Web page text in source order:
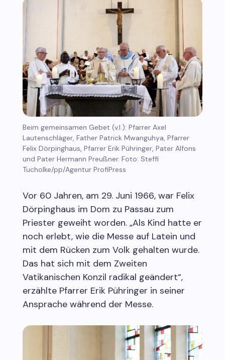
Beim gemeinsamen Gebet (v.l.): Pfarrer Axel
Lautenschläger, Father Patrick Mwanguhya, Pfarrer
Felix Dörpinghaus, Pfarrer Erik Pühringer, Pater Alfons
und Pater Hermann Preußner. Foto: Steffi
Tucholke/pp/Agentur ProfiPress
Vor 60 Jahren, am 29. Juni 1966, war Felix
Dörpinghaus im Dom zu Passau zum
Priester geweiht worden. „Als Kind hatte er
noch erlebt, wie die Messe auf Latein und
mit dem Rücken zum Volk gehalten wurde.
Das hat sich mit dem Zweiten
Vatikanischen Konzil radikal geändert“,
erzählte Pfarrer Erik Pühringer in seiner
Ansprache während der Messe.